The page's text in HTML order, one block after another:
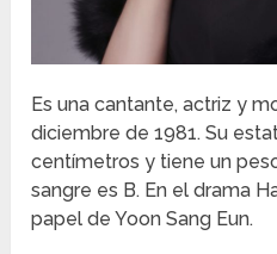
Es una cantante, actriz y
diciembre de 1981. Su
centímetros y tiene un
sangre es B. En el drama
papel de Yoon Sang Eun.